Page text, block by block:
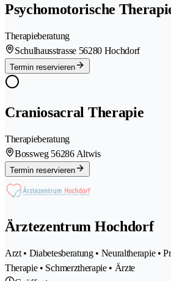
Psychomotorische
Therapieberatung
Schulhausstrasse 56280 Hochdorf
Termin reservieren
Craniosacral Therapie
Therapieberatung
Bossweg 56286 Altwis
Termin reservieren
Ärztezentrum Hochdorf
Arzt • Diabetesberatung • Neuraltherapie •
Therapie • Schmerztherapie • Ärzte